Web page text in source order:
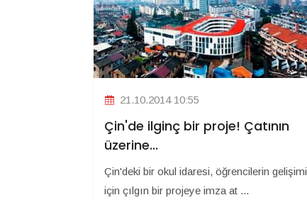
21.10.2014 10:55
Çin'de ilginç bir proje! Çatının
üzerine...
Çin'deki bir okul idaresi, öğrencilerin gelişimi
için çılgın bir projeye imza at ...